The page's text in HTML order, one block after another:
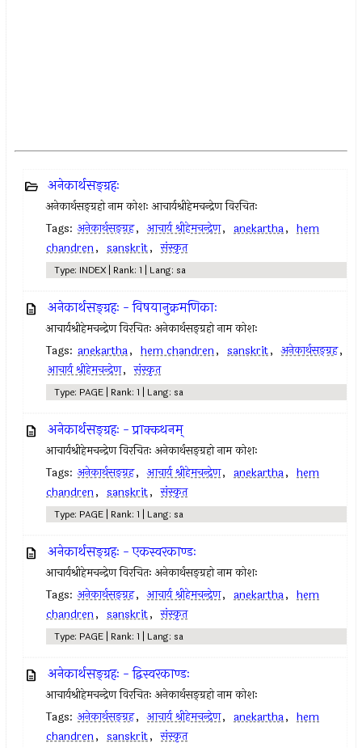
अनेकार्थसङ्ग्रहः
अनेकार्थसङ्ग्रहो नाम कोशः आचार्यश्रीहेमचन्द्रेण विरचितः
Tags: अनेकार्थसङ्ग्रह, आचार्य श्रीहेमचन्द्रेण, anekartha, hem
chandren, sanskrit, संस्कृत
Type: INDEX | Rank: 1 | Lang: sa
अनेकार्थसङ्ग्रहः - विषयानुक्रमणिकाः
आचार्यश्रीहेमचन्द्रेण विरचितः अनेकार्थसङ्ग्रहो नाम कोशः
Tags: anekartha, hem chandren, sanskrit, अनेकार्थसङ्ग्रह,
आचार्य श्रीहेमचन्द्रेण, संस्कृत
Type: PAGE | Rank: 1 | Lang: sa
अनेकार्थसङ्ग्रहः - प्राक्कथनम्
आचार्यश्रीहेमचन्द्रेण विरचितः अनेकार्थसङ्ग्रहो नाम कोशः
Tags: अनेकार्थसङ्ग्रह, आचार्य श्रीहेमचन्द्रेण, anekartha, hem
chandren, sanskrit, संस्कृत
Type: PAGE | Rank: 1 | Lang: sa
अनेकार्थसङ्ग्रहः - एकस्वरकाण्डः
आचार्यश्रीहेमचन्द्रेण विरचितः अनेकार्थसङ्ग्रहो नाम कोशः
Tags: अनेकार्थसङ्ग्रह, आचार्य श्रीहेमचन्द्रेण, anekartha, hem
chandren, sanskrit, संस्कृत
Type: PAGE | Rank: 1 | Lang: sa
अनेकार्थसङ्ग्रहः - द्विस्वरकाण्डः
आचार्यश्रीहेमचन्द्रेण विरचितः अनेकार्थसङ्ग्रहो नाम कोशः
Tags: अनेकार्थसङ्ग्रह, आचार्य श्रीहेमचन्द्रेण, anekartha, hem
chandren, sanskrit, संस्कृत